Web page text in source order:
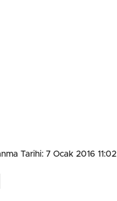
Tarihi: 7 Ocak 2016 11:02